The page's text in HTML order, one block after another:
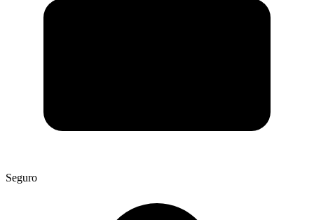
Seguro